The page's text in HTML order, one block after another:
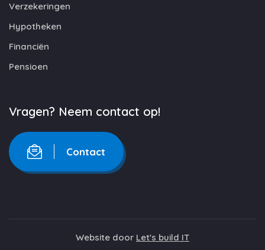
Verzekeringen
Hypotheken
Financiën
Pensioen
Vragen? Neem contact op!
Contact
Website door Let's build IT